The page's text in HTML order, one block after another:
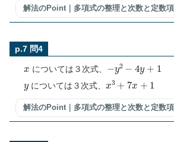
解法のPoint｜多項式の整理と次数と定数項
p.7 問4
については３次式、 2 y
1
については３次式、 3 + 7x 1
解法のPoint｜多項式の整理と次数と定数項